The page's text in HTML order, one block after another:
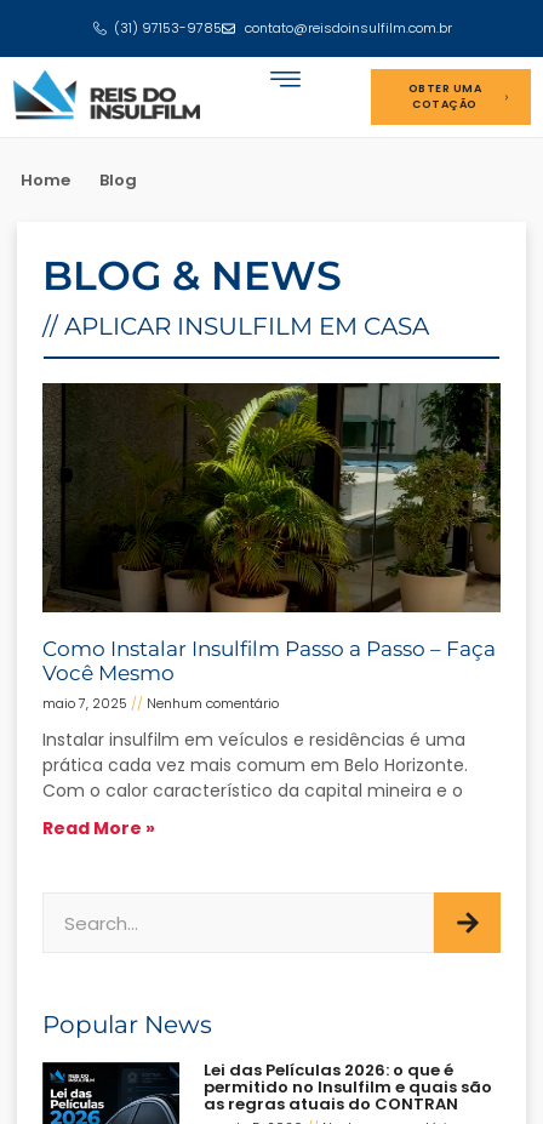
(31) 97153-9785 contato@reisdoinsulfilm.com.br
OBTER UMA
COTAÇÃO
Home Blog
BLOG & NEWS
// APLICAR INSULFILM EM CASA
Como Instalar Insulfilm Passo a Passo – Faça
Você Mesmo
maio 7, 2025 Nenhum comentário
Instalar insulfilm em veículos e residências é uma
prática cada vez mais comum em Belo Horizonte.
Com o calor característico da capital mineira e o
Read More »
Popular News
Lei das Películas 2026: o que é
permitido no Insulfilm e quais são
as regras atuais do CONTRAN